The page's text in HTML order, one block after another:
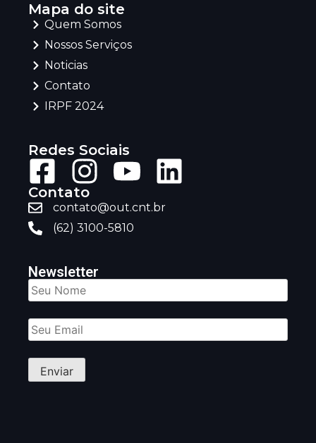
Mapa do site
Quem Somos
Nossos Serviços
Noticias
Contato
IRPF 2024
Redes Sociais
Contato
contato@out.cnt.br
(62) 3100-5810
Newsletter